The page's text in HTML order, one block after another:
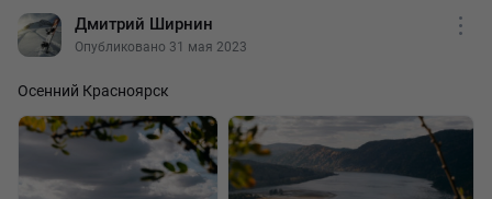
Дмитрий Ширнин
Опубликовано 31 мая 2023
Осенний Красноярск